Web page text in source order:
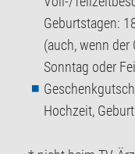
Geburtstagen:
(auch, wenn der
Sonntag oder
Hochzeit,